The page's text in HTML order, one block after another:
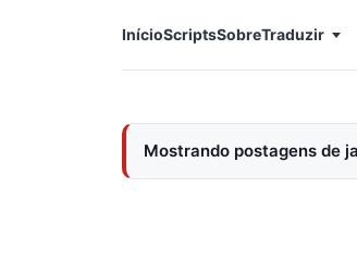
InícioScriptsSobreTraduzir
Mostrando postagens de